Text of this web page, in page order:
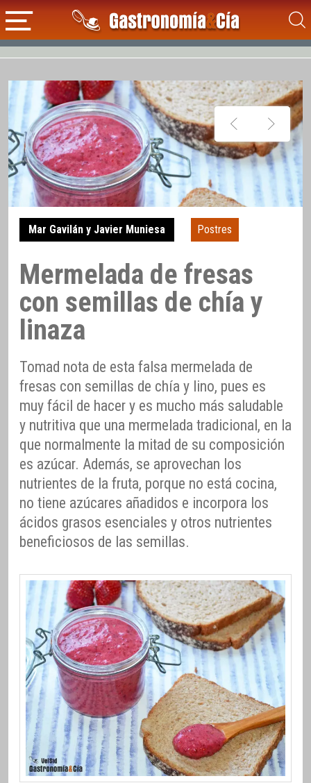
Mar Gavilán y Javier Muniesa Postres
Mermelada de fresas
con semillas de chía y
linaza
Tomad nota de esta falsa mermelada de
fresas con semillas de chía y lino, pues es
muy fácil de hacer y es mucho más saludable
y nutritiva que una mermelada tradicional, en la
que normalmente la mitad de su composición
es azúcar. Además, se aprovechan los
nutrientes de la fruta, porque no está cocina,
no tiene azúcares añadidos e incorpora los
ácidos grasos esenciales y otros nutrientes
beneficiosos de las semillas.